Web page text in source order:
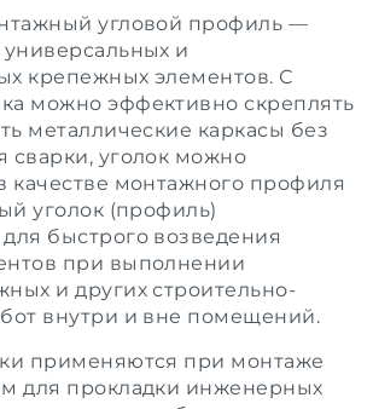
угловой профиль —
и
крепежных элементов. С
можно эффективно скреплять
металлические каркасы без
сварки, уголок можно
качестве монтажного профиля
уголок (профиль)
быстрого возведения
при выполнении
и других строительно-
внутри и вне помещений.
применяются при монтаже
для прокладки инженерных